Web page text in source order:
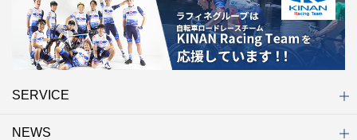
SERVICE
初めての方へ
店舗検索
キャンペーン
ラフィネ マルシェ（通販サイト）
WEB予約
よくある質問（Q&A）
サイトマップ
NEWS